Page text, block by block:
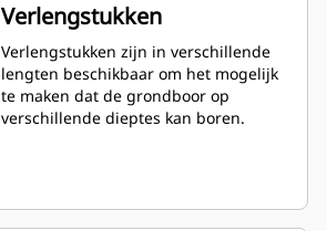
Verlengstukken
Verlengstukken zijn in verschillende
lengten beschikbaar om het mogelijk
te maken dat de grondboor op
verschillende dieptes kan boren.